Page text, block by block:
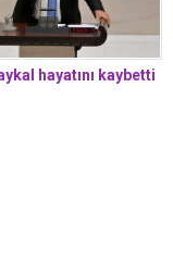
hayatını kaybetti